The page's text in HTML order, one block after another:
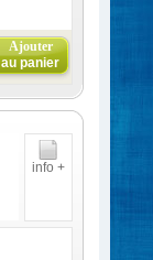
Ajouter
au panier
info +